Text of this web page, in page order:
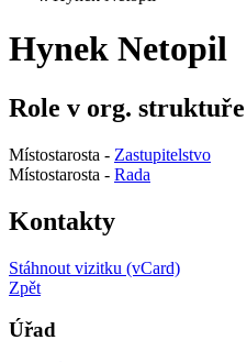
Hynek Netopil
Role v org. struktuře
Místostarosta - Zastupitelstvo
Místostarosta - Rada
Kontakty
Stáhnout vizitku (vCard)
Zpět
Úřad